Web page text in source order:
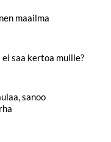
maailma
saa kertoa muille?
sanoo